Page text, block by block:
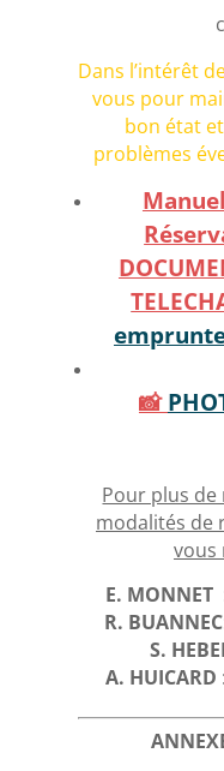
Dans l’intérêt
vous pour
bon état
problèmes
📸
Pour plus de
modalités de
vous
E. MONNET
R. BUANNEC
S.
A. HUICARD